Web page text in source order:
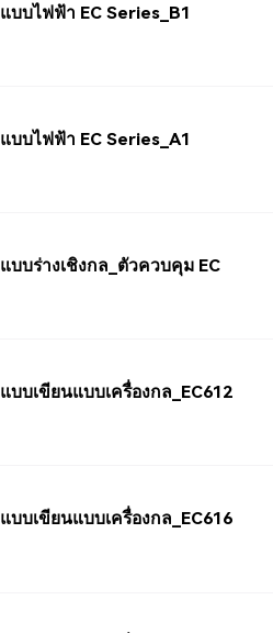
แบบไฟฟ้า EC Series_B1
แบบไฟฟ้า EC Series_A1
แบบร่างเชิงกล_ตัวควบคุม EC
แบบเขียนแบบเครื่องกล_EC612
แบบเขียนแบบเครื่องกล_EC616